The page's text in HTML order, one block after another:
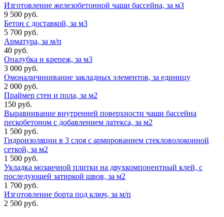
Изготовление железобетонной чаши бассейна, за м3
9 500 руб.
Бетон с доставкой, за м3
5 700 руб.
Арматура, за м/п
40 руб.
Опалубка и крепеж, за м3
3 000 руб.
Омоналичинивание закладных элементов, за единицу
2 000 руб.
Праймер стен и пола, за м2
150 руб.
Выравнивание внутренней поверхности чаши бассейна
пескобетоном с добавлением латекса, за м2
1 500 руб.
Гидроизоляции в 3 слоя с армированием стекловолоконной
сеткой, за м2
1 500 руб.
Укладка мозаичной плитки на двухкомпонентный клей, с
последующей затиркой швов, за м2
1 700 руб.
Изготовление борта под ключ, за м/п
2 500 руб.